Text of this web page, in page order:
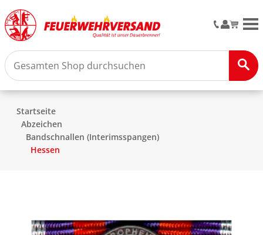
Startseite
Abzeichen
Bandschnallen (Interimsspangen)
Hessen